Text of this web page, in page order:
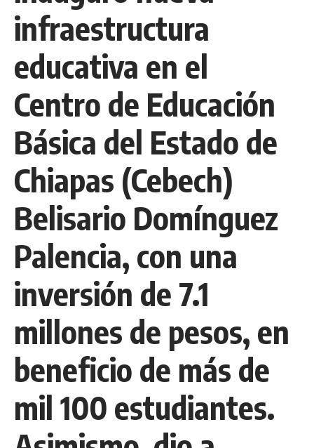
infraestructura
educativa en el
Centro de Educación
Básica del Estado de
Chiapas (Cebech)
Belisario Domínguez
Palencia, con una
inversión de 7.1
millones de pesos, en
beneficio de más de
mil 100 estudiantes.